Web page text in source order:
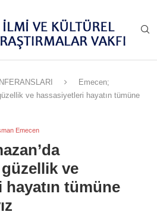
Emecen;
ve hassasiyetleri hayatın tümüne
Emecen
güzellik ve
tümüne